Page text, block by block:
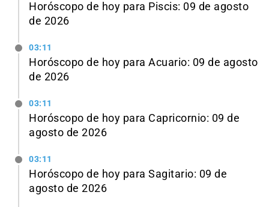
Horóscopo de hoy para Piscis: 09 de agosto
de 2026
03:11
Horóscopo de hoy para Acuario: 09 de agosto
de 2026
03:11
Horóscopo de hoy para Capricornio: 09 de
agosto de 2026
03:11
Horóscopo de hoy para Sagitario: 09 de
agosto de 2026